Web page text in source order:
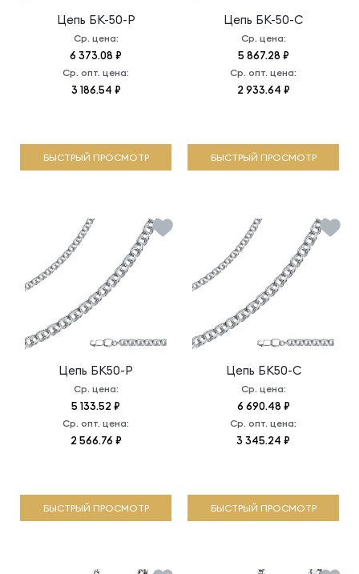
Цепь БК-50-Р
Ср. цена:
6 373.08 ₽
Ср. опт. цена:
3 186.54 ₽
БЫСТРЫЙ ПРОСМОТР
Цепь БК-50-С
Ср. цена:
5 867.28 ₽
Ср. опт. цена:
2 933.64 ₽
БЫСТРЫЙ ПРОСМОТР
Цепь БК50-Р
Ср. цена:
5 133.52 ₽
Ср. опт. цена:
2 566.76 ₽
БЫСТРЫЙ ПРОСМОТР
Цепь БК50-С
Ср. цена:
6 690.48 ₽
Ср. опт. цена:
3 345.24 ₽
БЫСТРЫЙ ПРОСМОТР